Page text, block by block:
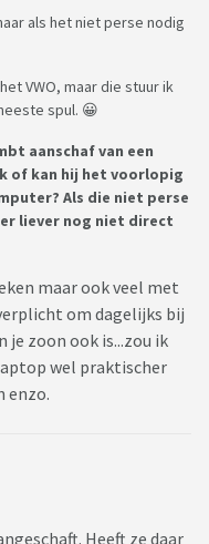
als het niet perse nodig
VWO, maar die stuur ik
spul. 😀
aanschaf van een
of kan hij het voorlopig
Als die niet perse
liever nog niet direct
maar ook veel met
om dagelijks bij
je zoon ook is...zou ik
wel praktischer
enzo.
Heeft ze daar